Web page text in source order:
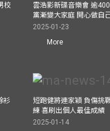
校
雲浩影新碟音樂會 逾
黨漸變大家庭 開心做自
2025-01-23
More
衫
短跑健將連家穎 負傷挑
練 喜刷出個人最佳成績
2025-01-14